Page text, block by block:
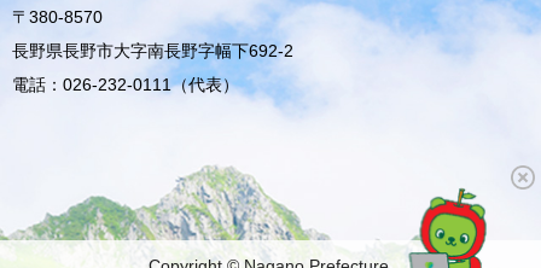
〒380-8570
長野県長野市大字南長野字幅下692-2
電話：026-232-0111（代表）